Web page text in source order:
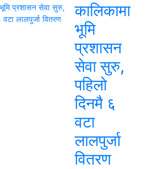
कालिकामा
भूमि
प्रशासन
सेवा सुरु,
पहिलो
दिनमै ६
वटा
लालपुर्जा
वितरण